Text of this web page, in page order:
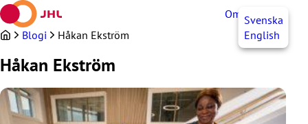
Siirry
sisältöön
OmaJHLSvenska
English
Blogi Håkan Ekström
Håkan Ekström